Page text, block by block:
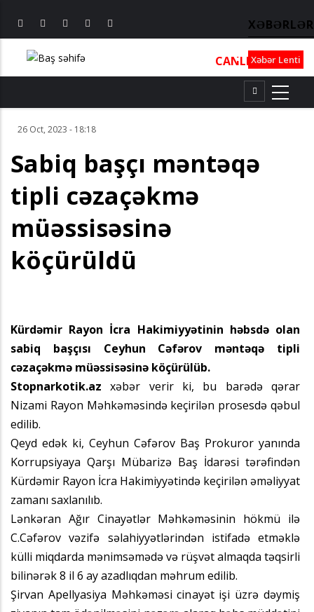
XƏBƏRLƏR
Xəbər Lenti
CANLI┃TV┃FM
26 Oct, 2023 - 18:18
Sabiq başçı məntəqə
tipli cəzaçəkmə
müəssisəsinə
köçürüldü
Kürdəmir Rayon İcra Hakimiyyətinin həbsdə olan
sabiq başçısı Ceyhun Cəfərov məntəqə tipli
cəzaçəkmə müəssisəsinə köçürülüb.
Stopnarkotik.azxəbər verir ki, bu barədə qərar
Nizami Rayon Məhkəməsində keçirilən prosesdə qəbul
edilib.
Qeyd edək ki, Ceyhun Cəfərov Baş Prokuror yanında
Korrupsiyaya Qarşı Mübarizə Baş İdarəsi tərəfindən
Kürdəmir Rayon İcra Hakimiyyətində keçirilən əməliyyat
zamanı saxlanılıb.
Lənkəran Ağır Cinayətlər Məhkəməsinin hökmü ilə
C.Cəfərov vəzifə səlahiyyətlərindən istifadə etməklə
külli miqdarda mənimsəmədə və rüşvət almaqda təqsirli
bilinərək 8 il 6 ay azadlıqdan məhrum edilib.
Şirvan Apellyasiya Məhkəməsi cinayət işi üzrə dəymiş